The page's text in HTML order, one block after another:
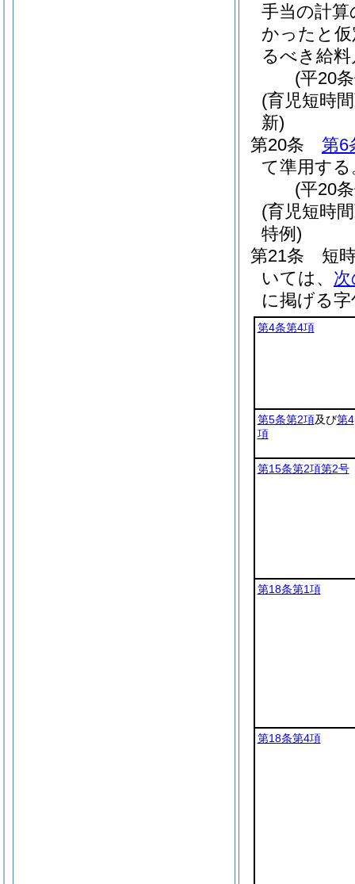
手当の計
かったと
るべき給
(平20
(育児短時
新)
第20条
第6
て準用する
(平20
(育児短時
特例)
第21条
短
いては、
に掲げる
第4条第4項
第5条第2項及び第4
項
第15条第2項第2号
第18条第1項
第18条第4項